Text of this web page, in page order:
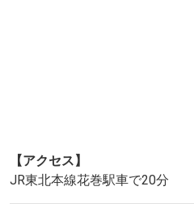
【アクセス】
JR東北本線花巻駅車で20分